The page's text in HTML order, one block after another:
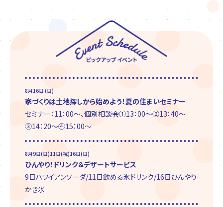
8月16日 (日)
家づくりは土地探しから始めよう！夏の住まいセミナー
セミナー：11：00～、個別相談会①13：00～②13：40～
③14：20～④15：00～
8月9日(日)11日(祝)16日(日)
ひんやり！ドリンク＆デザートサービス
9日ハワイアンソーダ/11日飲める氷ドリンク/16日ひんやり
かき氷